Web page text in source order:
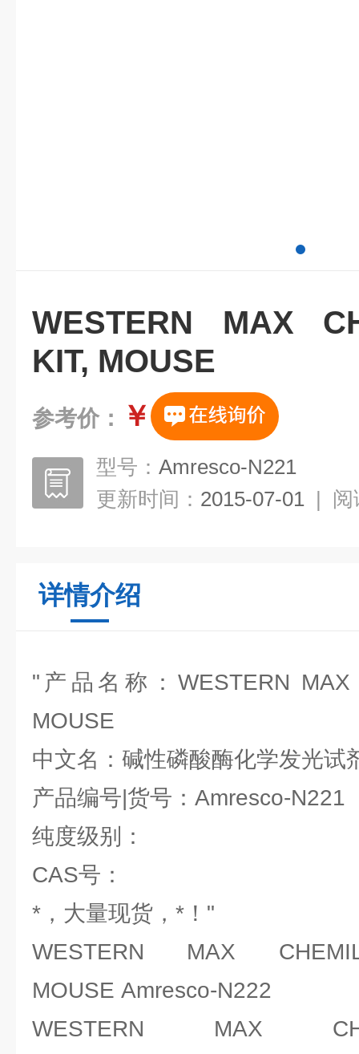
WESTERN MAX
KIT, MOUSE
参考价： ￥
型号： Amresco-N221
更新时间： 2015-07-01 | 阅
详情介绍
"产品名称：WESTERN MAX
MOUSE
中文名：碱性磷酸酶化学发光试
产品编号|货号：Amresco-N221
纯度级别：
CAS号：
*，大量现货，*！"
WESTERN MAX
MOUSE Amresco-N222
WESTERN MAX